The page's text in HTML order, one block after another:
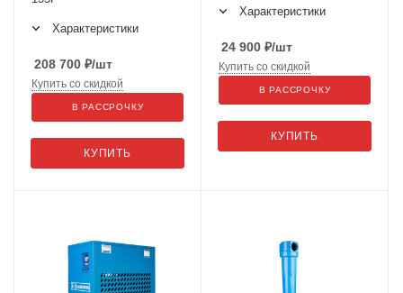
Характеристики
208 700 ₽/шт
КУПИТЬ
Купить со скидкой
В РАССРОЧКУ
Характеристики
24 900 ₽/шт
КУПИТЬ
Купить со скидкой
В РАССРОЧКУ